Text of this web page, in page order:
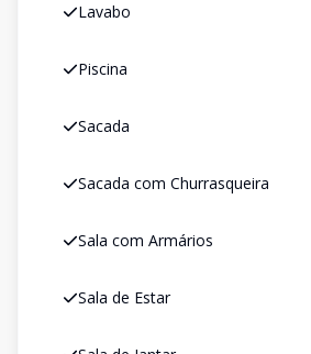
Lavabo
Piscina
Sacada
Sacada com Churrasqueira
Sala com Armários
Sala de Estar